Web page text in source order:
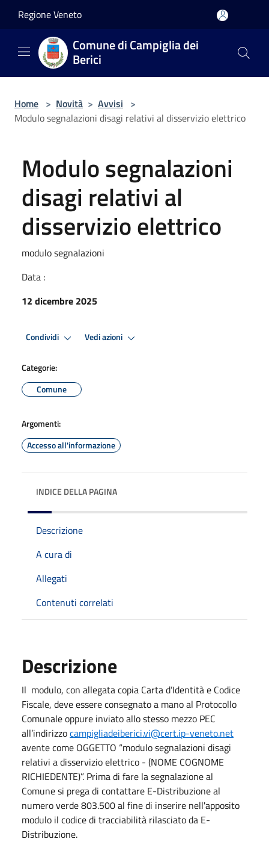
Regione Veneto
Comune di Campiglia dei
Berici
Home > Novità > Avvisi >
Modulo segnalazioni disagi relativi al disservizio elettrico
Modulo segnalazioni
disagi relativi al
disservizio elettrico
modulo segnalazioni
Data :
12 dicembre 2025
Condividi Vedi azioni
Categorie:
Comune
Argomenti:
Accesso all'informazione
INDICE DELLA PAGINA
Descrizione
A cura di
Allegati
Contenuti correlati
Descrizione
Il modulo, con allegata copia Carta d’Identità e Codice
Fiscale, deve essere consegnato a mano al Protocollo
Comunale oppure inviato allo stesso mezzo PEC
all’indirizzocampigliadeiberici.vi@cert.ip-veneto.net
avente come OGGETTO “modulo segnalazioni disagi
relativi a disservizio elettrico - (NOME COGNOME
RICHIEDENTE)”. Prima di fare la segnalazione al
Comune si prega di contattare E-Distribuzione al
numero verde 803.500 al fine di inserire nell'apposito
modulo il codice di tracciabilità rilasciato da E-
Distribuzione.